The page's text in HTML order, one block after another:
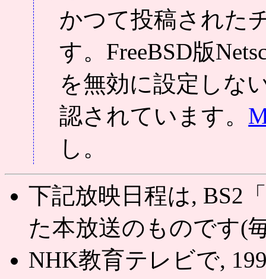
かつて投稿された
す。FreeBSD版
を無効に設定しな
認されています。
し。
下記放映日程は, BS2
た本放送のものです(
NHK教育テレビで,